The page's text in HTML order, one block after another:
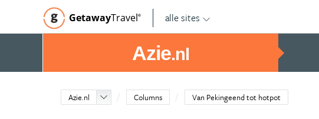
GetawayTravel© alle sites
Azie.nl
Azie.nl Columns Van Pekingeend tot hotpot